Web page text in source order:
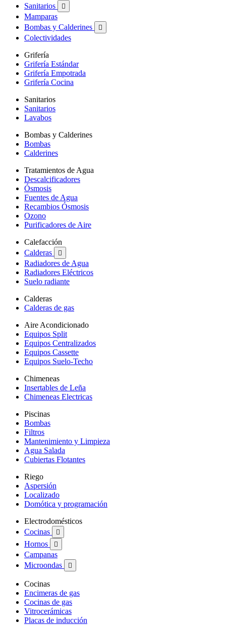
Sanitarios

Mamparas
Bombas y Calderines

Colectividades
Grifería
Grifería Estándar
Grifería Empotrada
Grifería Cocina
Sanitarios
Sanitarios
Lavabos
Bombas y Calderines
Bombas
Calderines
Tratamientos de Agua
Descalcificadores
Ósmosis
Fuentes de Agua
Recambios Ósmosis
Ozono
Purificadores de Aire
Calefacción
Calderas

Radiadores de Agua
Radiadores Eléctricos
Suelo radiante
Calderas
Calderas de gas
Aire Acondicionado
Equipos Split
Equipos Centralizados
Equipos Cassette
Equipos Suelo-Techo
Chimeneas
Insertables de Leña
Chimeneas Electricas
Piscinas
Bombas
Filtros
Mantenimiento y Limpieza
Agua Salada
Cubiertas Flotantes
Riego
Aspersión
Localizado
Domótica y programación
Electrodomésticos
Cocinas

Hornos 
Campanas
Microondas

Cocinas
Encimeras de gas
Cocinas de gas
Vitrocerámicas
Placas de inducción